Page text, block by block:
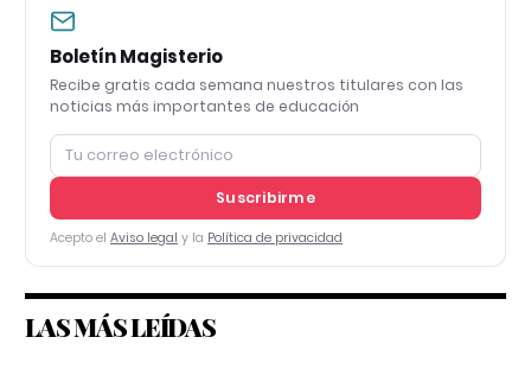
Boletín Magisterio
Recibe gratis cada semana nuestros titulares con las
noticias más importantes de educación
Suscribirme
Acepto el Aviso legal y la Política de privacidad
LAS MÁS LEÍDAS